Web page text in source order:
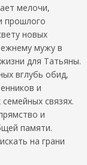
мелочи,
прошлого
новых
мужу в
для Татьяны.
вглубь обид,
и
связях.
и
памяти.
на грани